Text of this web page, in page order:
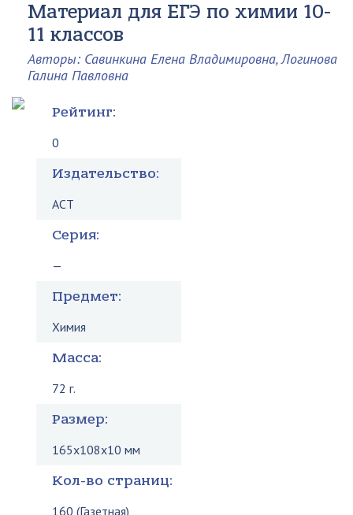
Материал для ЕГЭ по химии 10-
11 классов
Авторы: Савинкина Елена Владимировна, Логинова
Галина Павловна
Рейтинг:
0
Издательство:
АСТ
Серия:
—
Предмет:
Химия
Масса:
72 г.
Размер:
165x108x10 мм
Кол-во страниц:
160 (Газетная)